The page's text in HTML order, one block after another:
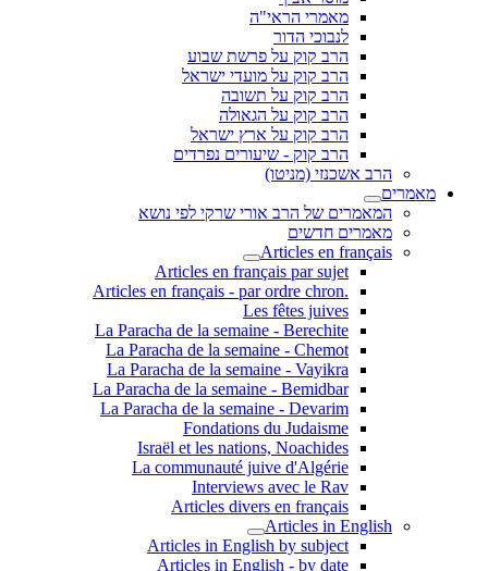
מאמרי הראי"ה
לנבוכי הדור
הרב קוק על פרשת שבוע
הרב קוק על מועדי ישראל
הרב קוק על תשובה
הרב קוק על הגאולה
הרב קוק על ארץ ישראל
הרב קוק - שיעורים נפרדים
הרב אשכנזי (מניטו)
מאמרים
המאמרים של הרב אורי שרקי לפי נושא
מאמרים חדשים
Articles en français
Articles en français par sujet
.Articles en français - par ordre chron
Les fêtes juives
La Paracha de la semaine - Berechite
La Paracha de la semaine - Chemot
La Paracha de la semaine - Vayikra
La Paracha de la semaine - Bemidbar
La Paracha de la semaine - Devarim
Fondations du Judaisme
Israël et les nations, Noachides
La communauté juive d'Algérie
Interviews avec le Rav
Articles divers en français
Articles in English
Articles in English by subject
Articles in English - by date